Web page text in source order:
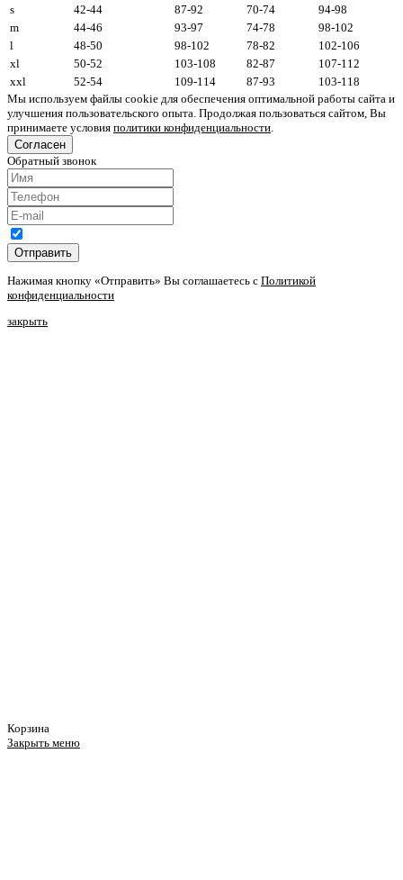
s 42-44 87-92 70-74
94-98
m
44-46 93-97 74-78
98-102
l
48-50 98-102 78-82
102-106
xl
50-52 103-108 82-87
107-112
xxl
52-54 109-114 87-93
103-118
Мы используем файлы cookie для обеспечения оптимальной работы сайта и
улучшения пользовательского опыта. Продолжая пользоваться сайтом, Вы
принимаете условия политики конфиденциальности.
Согласен
Обратный звонок
Отправить
Нажимая кнопку «Отправить» Вы соглашаетесь с Политикой
конфиденциальности
закрыть
Корзина
Закрыть меню